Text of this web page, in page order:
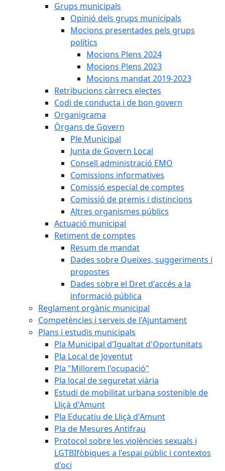
Grups municipals
Opinió dels grups municipals
Mocions presentades pels grups
polítics
Mocions Plens 2024
Mocions Plens 2023
Mocions mandat 2019-2023
Retribucions càrrecs electes
Codi de conducta i de bon govern
Organigrama
Òrgans de Govern
Ple Municipal
Junta de Govern Local
Consell administració EMO
Comissions informatives
Comissió especial de comptes
Comissió de premis i distincions
Altres organismes públics
Actuació municipal
Retiment de comptes
Resum de mandat
Dades sobre Queixes, suggeriments i
propostes
Dades sobre el Dret d'accés a la
informació pública
Reglament orgànic municipal
Competències i serveis de l'Ajuntament
Plans i estudis municipals
Pla Municipal d'Igualtat d'Oportunitats
Pla Local de Joventut
Pla "Millorem l'ocupació"
Pla local de seguretat viària
Estudi de mobilitat urbana sostenible de
Lliçà d'Amunt
Pla Educatiu de Lliçà d'Amunt
Pla de Mesures Antifrau
Protocol sobre les violències sexuals i
LGTBIfòbiques a l'espai públic i contextos
d'oci